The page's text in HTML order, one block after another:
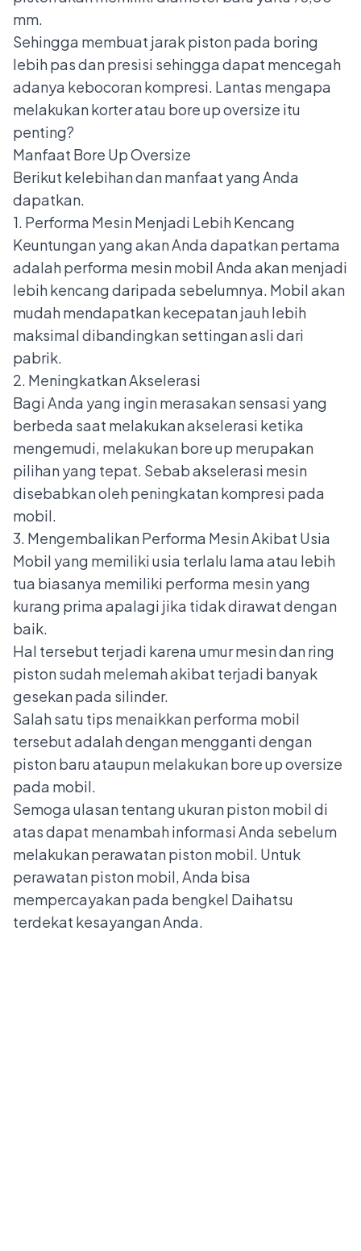
mm.
Sehingga membuat jarak piston pada boring
lebih pas dan presisi sehingga dapat mencegah
adanya kebocoran kompresi. Lantas mengapa
melakukan korter atau bore up oversize itu
penting?
Manfaat Bore Up Oversize
Berikut kelebihan dan manfaat yang Anda
dapatkan.
1. Performa Mesin Menjadi Lebih Kencang
Keuntungan yang akan Anda dapatkan pertama
adalah performa mesin mobil Anda akan menjadi
lebih kencang daripada sebelumnya. Mobil akan
mudah mendapatkan kecepatan jauh lebih
maksimal dibandingkan settingan asli dari
pabrik.
2. Meningkatkan Akselerasi
Bagi Anda yang ingin merasakan sensasi yang
berbeda saat melakukan akselerasi ketika
mengemudi, melakukan bore up merupakan
pilihan yang tepat. Sebab akselerasi mesin
disebabkan oleh peningkatan kompresi pada
mobil.
3. Mengembalikan Performa Mesin Akibat Usia
Mobil yang memiliki usia terlalu lama atau lebih
tua biasanya memiliki performa mesin yang
kurang prima apalagi jika tidak dirawat dengan
baik.
Hal tersebut terjadi karena umur mesin dan ring
piston sudah melemah akibat terjadi banyak
gesekan pada silinder.
Salah satu tips menaikkan performa mobil
tersebut adalah dengan mengganti dengan
piston baru ataupun melakukan bore up oversize
pada mobil.
Semoga ulasan tentang ukuran piston mobil di
atas dapat menambah informasi Anda sebelum
melakukan perawatan piston mobil. Untuk
perawatan piston mobil, Anda bisa
mempercayakan pada bengkel Daihatsu
terdekat kesayangan Anda.